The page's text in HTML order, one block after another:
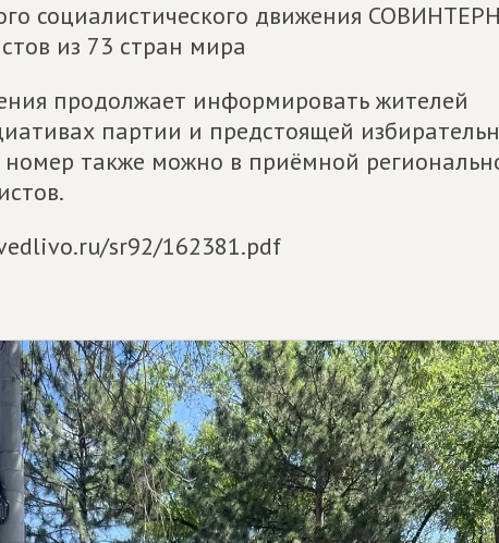
социалистического движения
из 73 стран мира
продолжает информировать жителей
партии и предстоящей
также можно в приёмной
sr92/162381.pdf